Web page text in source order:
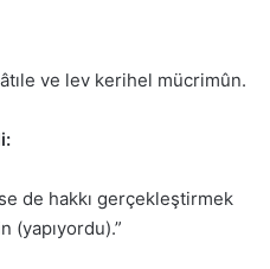
ve lev kerihel mücrimûn.
de hakkı gerçekleştirmek
(yapıyordu).”